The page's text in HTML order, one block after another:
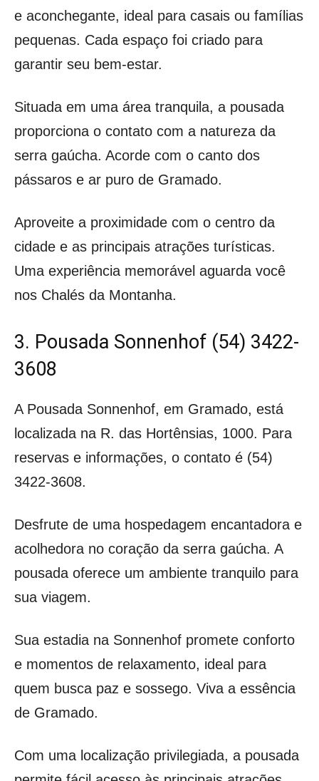
e aconchegante, ideal para casais ou famílias
pequenas. Cada espaço foi criado para
garantir seu bem-estar.
Situada em uma área tranquila, a pousada
proporciona o contato com a natureza da
serra gaúcha. Acorde com o canto dos
pássaros e ar puro de Gramado.
Aproveite a proximidade com o centro da
cidade e as principais atrações turísticas.
Uma experiência memorável aguarda você
nos Chalés da Montanha.
3. Pousada Sonnenhof (54) 3422-
3608
A Pousada Sonnenhof, em Gramado, está
localizada na R. das Hortênsias, 1000. Para
reservas e informações, o contato é (54)
3422-3608.
Desfrute de uma hospedagem encantadora e
acolhedora no coração da serra gaúcha. A
pousada oferece um ambiente tranquilo para
sua viagem.
Sua estadia na Sonnenhof promete conforto
e momentos de relaxamento, ideal para
quem busca paz e sossego. Viva a essência
de Gramado.
Com uma localização privilegiada, a pousada